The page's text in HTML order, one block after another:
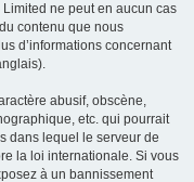
ne peut en aucun cas
contenu que nous
d’informations concernant
abusif, obscène,
etc. qui pourrait
dans lequel le serveur de
la loi internationale. Si vous
à un bannissement